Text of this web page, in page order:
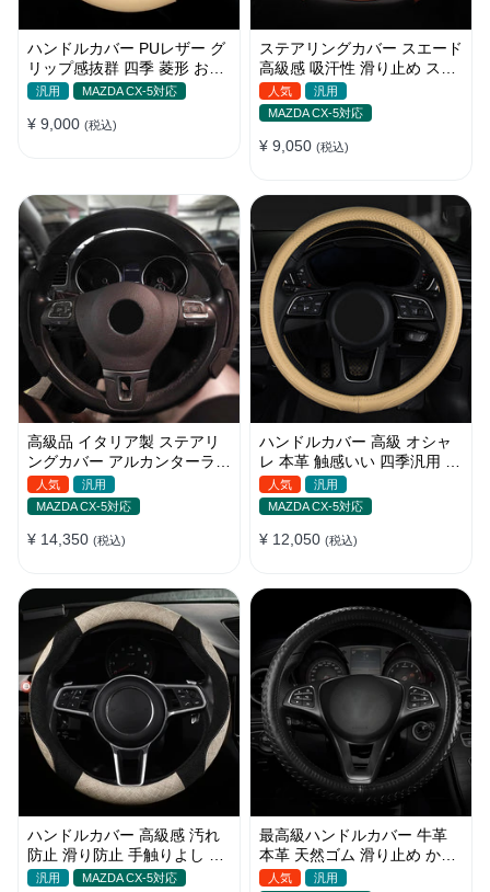
ハンドルカバー PUレザー グ
リップ感抜群 四季 菱形 おし
ゃれ 滑り防止 触感よく 菱形
汎用 MAZDA CX-5対応
¥ 9,000 (税込)
ステアリングカバー スエード
高級感 吸汗性 滑り止め スポ
ーツカー ハンドルカバー
37~38CM
人気
汎用
MAZDA CX-5対応
¥ 9,050 (税込)
高級品 イタリア製 ステアリ
ングカバー アルカンターラ
滑り止め ハンドルカバー
35~40CM
人気
汎用
MAZDA CX-5対応
¥ 14,350 (税込)
ハンドルカバー 高級 オシャ
レ 本革 触感いい 四季汎用 ス
テアリングカバー 38CM
人気
汎用
MAZDA CX-5対応
¥ 12,050 (税込)
ハンドルカバー 高級感 汚れ
防止 滑り防止 手触りよし 通
気性いい リネン素材 上質
汎用 MAZDA CX-5対応
最高級ハンドルカバー 牛革
本革 天然ゴム 滑り止め かっ
こいい 35~40CM
人気
汎用